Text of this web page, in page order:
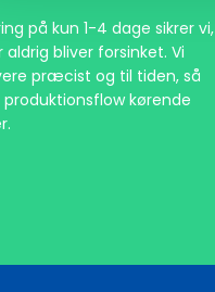
på kun 1-4 dage sikrer vi,
bliver forsinket. Vi
præcist og til tiden, så
kørende